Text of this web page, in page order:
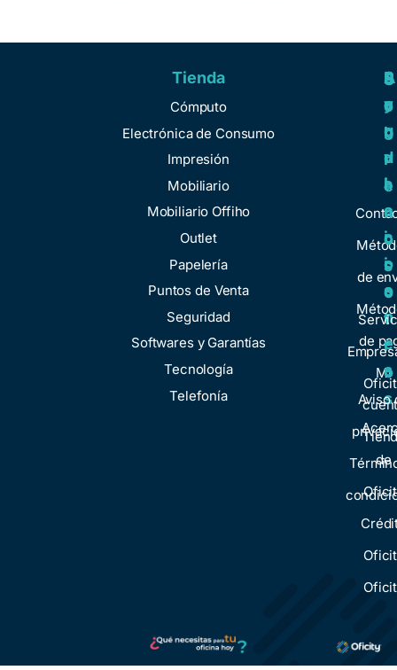
Tienda
Cómputo
Electrónica de Consumo
Impresión
Mobiliario
Mobiliario Offiho
Outlet
Papelería
Puntos de Venta
Seguridad
Softwares y Garantías
Tecnología
Telefonía
A
y
u
d
a
de
de
Mi
S
o
b
r
e
n
o
s
o
t
r
o
s
de
R
e
g
u
l
a
c
i
o
n
e
s
Aviso
S
e
r
v
i
c
i
o
s